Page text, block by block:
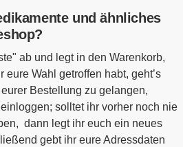
und ähnliches
ab und legt in den Warenkorb,
Wahl getroffen habt, geht’s
Bestellung zu gelangen,
solltet ihr vorher noch nie
dann legt ihr euch ein neues
gebt ihr eure Adressdaten